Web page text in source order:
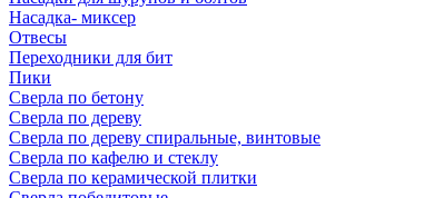
Насадка- миксер
Отвесы
Переходники для бит
Пики
Сверла по бетону
Сверла по дереву
Сверла по дереву спиральные, винтовые
Сверла по кафелю и стеклу
Сверла по керамической плитки